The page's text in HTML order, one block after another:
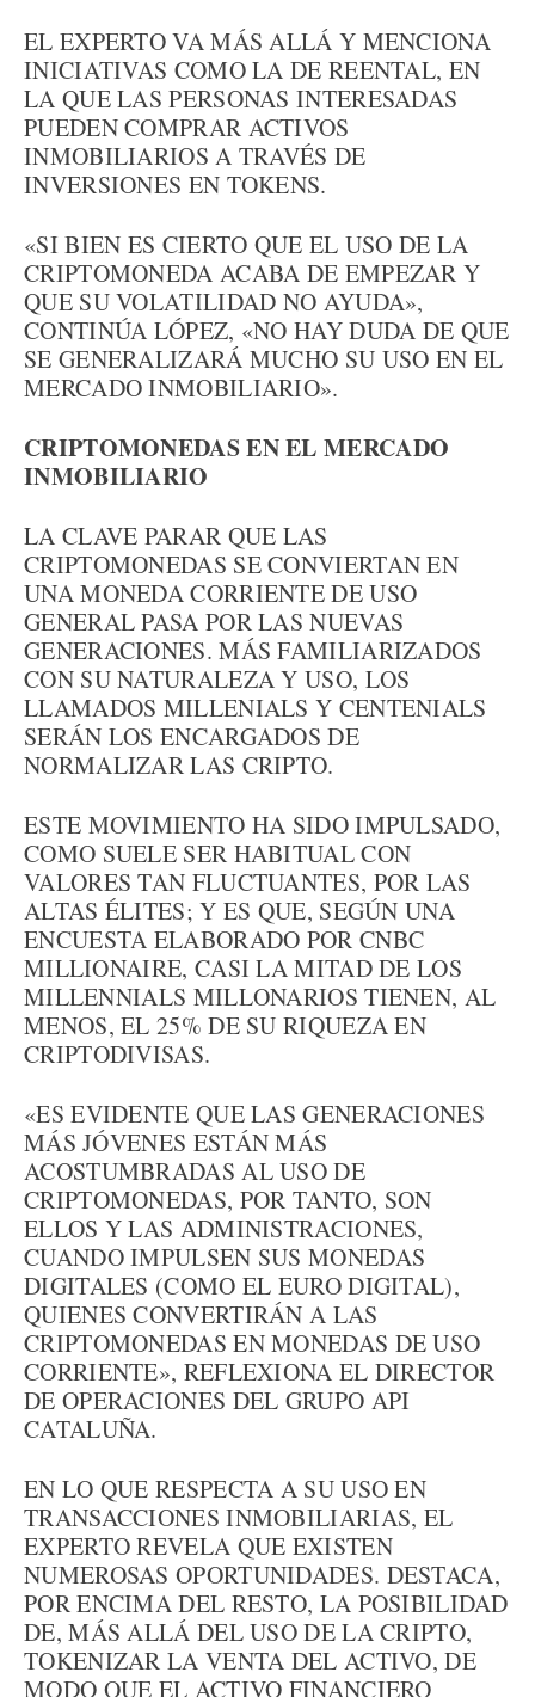
EL EXPERTO VA MÁS ALLÁ Y MENCIONA
INICIATIVAS COMO LA DE REENTAL, EN
LA QUE LAS PERSONAS INTERESADAS
PUEDEN COMPRAR ACTIVOS
INMOBILIARIOS A TRAVÉS DE
INVERSIONES EN TOKENS.
«SI BIEN ES CIERTO QUE EL USO DE LA
CRIPTOMONEDA ACABA DE EMPEZAR Y
QUE SU VOLATILIDAD NO AYUDA»,
CONTINÚA LÓPEZ, «NO HAY DUDA DE QUE
SE GENERALIZARÁ MUCHO SU USO EN EL
MERCADO INMOBILIARIO».
CRIPTOMONEDAS EN EL MERCADO
INMOBILIARIO
LA CLAVE PARAR QUE LAS
CRIPTOMONEDAS SE CONVIERTAN EN
UNA MONEDA CORRIENTE DE USO
GENERAL PASA POR LAS NUEVAS
GENERACIONES. MÁS FAMILIARIZADOS
CON SU NATURALEZA Y USO, LOS
LLAMADOS MILLENIALS Y CENTENIALS
SERÁN LOS ENCARGADOS DE
NORMALIZAR LAS CRIPTO.
ESTE MOVIMIENTO HA SIDO IMPULSADO,
COMO SUELE SER HABITUAL CON
VALORES TAN FLUCTUANTES, POR LAS
ALTAS ÉLITES; Y ES QUE, SEGÚN UNA
ENCUESTA ELABORADO POR CNBC
MILLIONAIRE, CASI LA MITAD DE LOS
MILLENNIALS MILLONARIOS TIENEN, AL
MENOS, EL 25% DE SU RIQUEZA EN
CRIPTODIVISAS.
«ES EVIDENTE QUE LAS GENERACIONES
MÁS JÓVENES ESTÁN MÁS
ACOSTUMBRADAS AL USO DE
CRIPTOMONEDAS, POR TANTO, SON
ELLOS Y LAS ADMINISTRACIONES,
CUANDO IMPULSEN SUS MONEDAS
DIGITALES (COMO EL EURO DIGITAL),
QUIENES CONVERTIRÁN A LAS
CRIPTOMONEDAS EN MONEDAS DE USO
CORRIENTE», REFLEXIONA EL DIRECTOR
DE OPERACIONES DEL GRUPO API
CATALUÑA.
EN LO QUE RESPECTA A SU USO EN
TRANSACCIONES INMOBILIARIAS, EL
EXPERTO REVELA QUE EXISTEN
NUMEROSAS OPORTUNIDADES. DESTACA,
POR ENCIMA DEL RESTO, LA POSIBILIDAD
DE, MÁS ALLÁ DEL USO DE LA CRIPTO,
TOKENIZAR LA VENTA DEL ACTIVO, DE
MODO QUE EL ACTIVO FINANCIERO